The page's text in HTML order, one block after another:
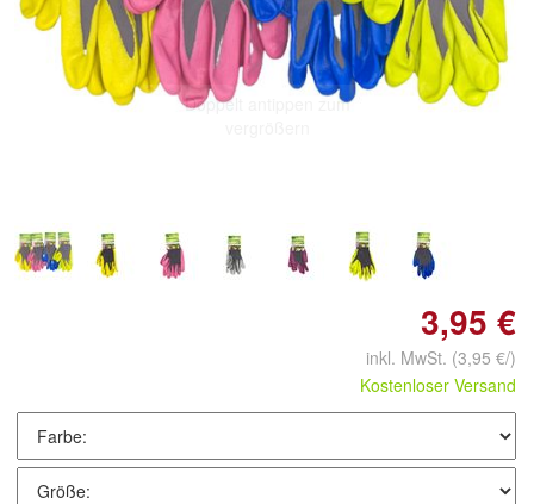
Doppelt antippen zum
3,95 €
inkl. MwSt. (3,95 €/)
Kostenloser Versand